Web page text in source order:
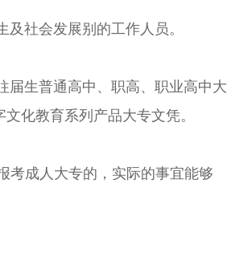
社会发展别的工作人员。
生普通高中、职高、职业高中大
化教育系列产品大专文凭。
成人大专的，实际的事宜能够